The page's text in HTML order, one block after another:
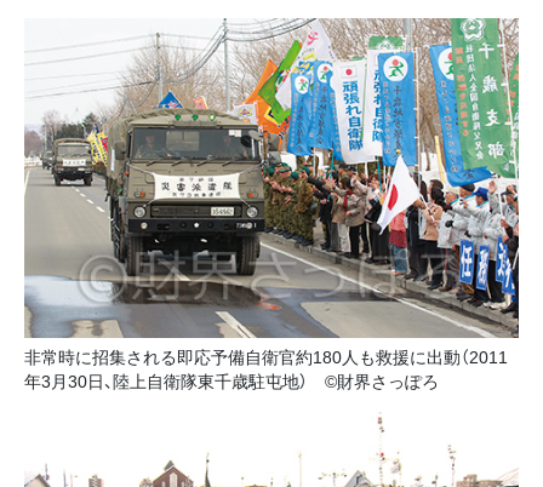
非常時に招集される即応予備自衛官約180人も救援に出動（2011
年3月30日、陸上自衛隊東千歳駐屯地） ©財界さっぽろ